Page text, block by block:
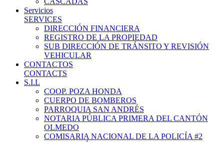
Servicios
SERVICES
DIRECCIÓN FINANCIERA
REGISTRO DE LA PROPIEDAD
SUB DIRECCIÓN DE TRÁNSITO Y REVISIÓN
VEHICULAR
CONTACTOS
CONTACTS
S.I.L
COOP. POZA HONDA
CUERPO DE BOMBEROS
PARROQUIA SAN ANDRÉS
NOTARIA PÚBLICA PRIMERA DEL CANTÓN
OLMEDO
COMISARIA NACIONAL DE LA POLICÍA #2